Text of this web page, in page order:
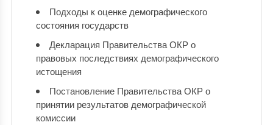
Подходы к оценке демографического
состояния государств
Декларация Правительства ОКР о
правовых последствиях демографического
истощения
Постановление Правительства ОКР о
принятии результатов демографической
комиссии